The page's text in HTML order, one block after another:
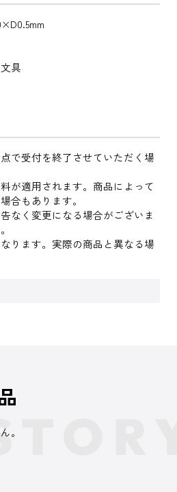
具
で受付を終了させていただく場
が適用されます。商品によって
合もあります。
なく変更になる場合がございま
ります。実際の商品と異なる場
。